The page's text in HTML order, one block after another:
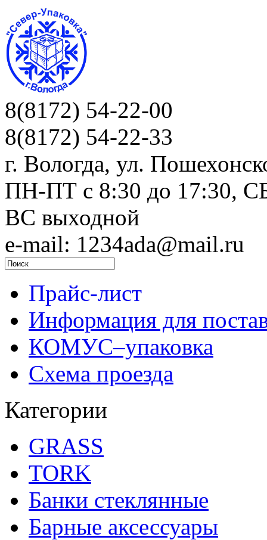
8(8172) 54-22-00
8(8172) 54-22-33
г. Вологда, ул.
ПН-ПТ c 8:30 до 17:30,
ВС выходной
e-mail: 1234ada@mail.ru
Прайс-лист
Информация для
КОМУС–упаковка
Схема проезда
Категории
GRASS
TORK
Банки стеклянные
Барные аксессуары